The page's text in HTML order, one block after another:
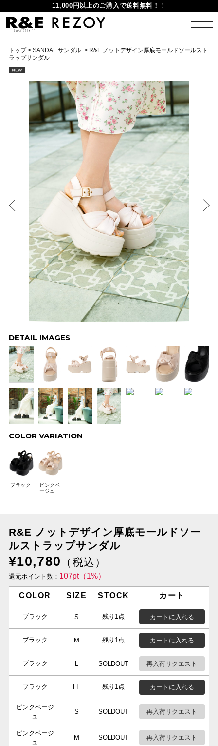
11,000円以上のご購入で送料無料！！
トップ > SANDAL サンダル> R&E ノットデザイン厚底モールドソールスト
ラップサンダル
DETAIL IMAGES
COLOR VARIATION
ブラック
ピンクベ
ージュ
R&E ノットデザイン厚底モールドソー
ルストラップサンダル
¥10,780 （税込）
還元ポイント数： 107pt（1%）
COLOR SIZE STOCK カート
ブラック S 残り1点 カートに入れる
ブラック M 残り1点 カートに入れる
ブラック SOLDOUT 再入荷リクエスト
ブラック 残り1点 カートに入れる
ピンクベージ
ュ
S SOLDOUT 再入荷リクエスト
ピンクベージ
ュ
M SOLDOUT 再入荷リクエスト